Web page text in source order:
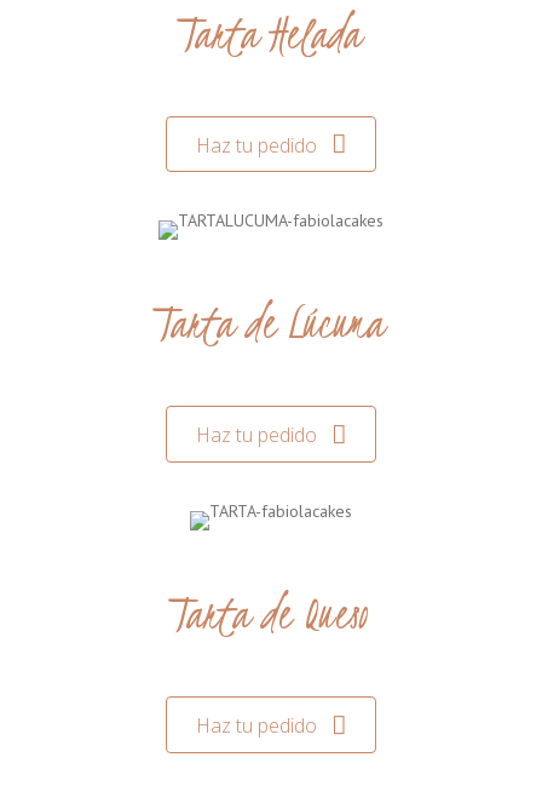
Tarta Helada
Haz tu pedido
Tarta de Lúcuma
Haz tu pedido
Tarta de Queso
Haz tu pedido